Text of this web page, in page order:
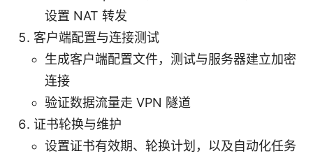
设置 NAT 转发
客户端配置与连接测试
生成客户端配置文件，测试与服务器建立加密
连接
验证数据流量走 VPN 隧道
证书轮换与维护
设置证书有效期、轮换计划，以及自动化任务